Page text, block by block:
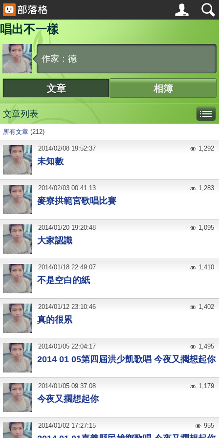
唱出不一樣
作家：德
文章 相簿
文章列表
所有文章 (212)
未知數
2014/02/08 19:52:37 1,292
麥寮拱範宮歌唱比賽
2014/02/03 00:41:13 1,283
大家認識
2014/01/20 19:20:48 1,095
不是空白的紙
2014/01/18 22:49:07 1,410
真的很累
2014/01/12 23:10:46 1,402
2014 01 05第四屆洪少凱歌唱 今夜又擱想起你
2014/01/05 22:04:17 1,495
今夜又擱想起你
2014/01/05 09:37:08 1,179
2014/01/02 17:27:15 955